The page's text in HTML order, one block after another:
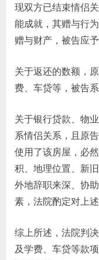
现双方已结束情侣
能成就，其赠与行
赠与财产，被告应予
关于返还的数额，
费、车贷等，被告
关于银行贷款、物
系情侣关系，且原
使用了该房屋，必
积、地理位置、新
外地辞职来深、协
素，法院酌定对上
综上所述，法院判
及学费、车贷等款